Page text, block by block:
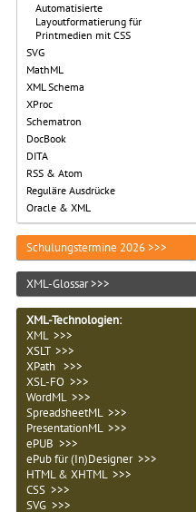
Automatisierte
Layoutformatierung für
Printmedien mit CSS
SVG
MathML
XML Schema
XProc
Schematron
DocBook
DITA
RSS & Atom
Reguläre Ausdrücke
Oracle & XML
Schulungstermine 2026 >>>
XML-Glossar >>>
XML-Technologien:
XML >>>
XSLT >>>
XPath >>>
XSL-FO >>>
WordML >>>
SpreadsheetML >>>
PresentationML >>>
ePUB >>>
ePub für (In)Designer >>>
HTML & XHTML >>>
CSS >>>
SVG >>>